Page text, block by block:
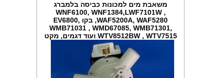
משאבת מים למכונות כביסה בלמברג
WNF6100, WNF1384,LWF7101W ,
WAF5200A, WAF5280, בקו EV6800,
WMB71031 , WMD67085, WMB71301,
WTV8512BW , WTV7515 ועוד דגמים, מקט
001384